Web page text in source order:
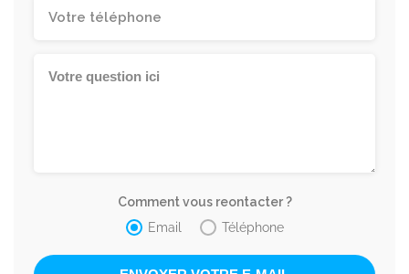
Comment vous reontacter ?
Email
Téléphone